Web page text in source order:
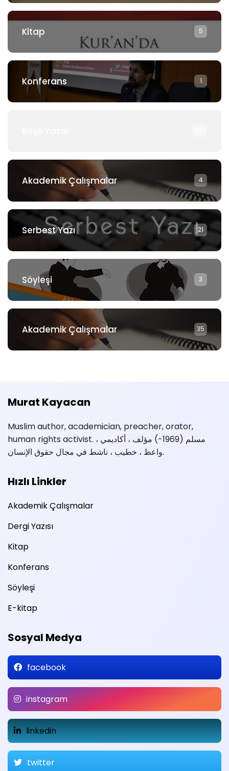
Kitap 5
Konferans 1
Akademik Çalışmalar 4
Serbest Yazı 21
Söyleşi 3
Akademik Çalışmalar 35
Murat Kayacan
Muslim author, academician, preacher, orator,
human rights activist. مسلم (1969-) مؤلف ، أكاديمي ،
واعظ ، خطيب ، ناشط في مجال حقوق الإنسان.
Hızlı Linkler
Akademik Çalışmalar
Dergi Yazısı
Kitap
Konferans
Söyleşi
E-kitap
Sosyal Medya
facebook
instagram
linkedin
twitter